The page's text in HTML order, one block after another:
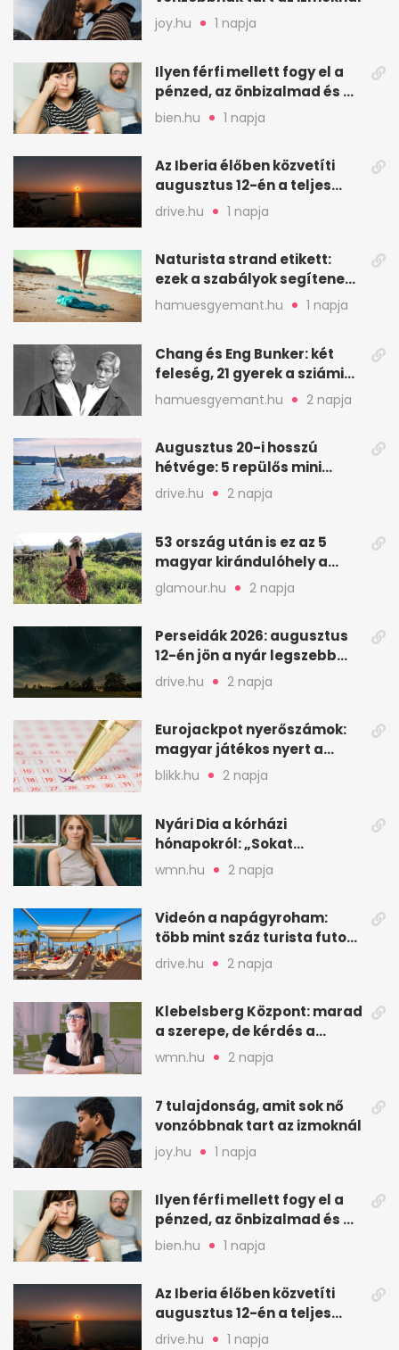
joy.hu 1 napja
Ilyen férfi mellett fogy el a
pénzed, az önbizalmad és a
nyugalmad
bien.hu 1 napja
Az Iberia élőben közvetíti
augusztus 12-én a teljes
napfogyatkozást
drive.hu 1 napja
Naturista strand etikett:
ezek a szabályok segítenek
komfortosan lenni
hamuesgyemant.hu 1 napja
Chang és Eng Bunker: két
feleség, 21 gyerek a sziámi
ikrek életében
hamuesgyemant.hu 2 napja
Augusztus 20-i hosszú
hétvége: 5 repülős mini
nyaralás 0 szabadsággal
drive.hu 2 napja
53 ország után is ez az 5
magyar kirándulóhely a
kedvencem
glamour.hu 2 napja
Perseidák 2026: augusztus
12-én jön a nyár legszebb
csillaghullása
drive.hu 2 napja
Eurojackpot nyerőszámok:
magyar játékos nyert a
2026. augusztus 4-i húzáson
blikk.hu 2 napja
Nyári Dia a kórházi
hónapokról: „Sokat
veszekedtem Istennel”
wmn.hu 2 napja
Videón a napágyroham:
több mint száz turista futott
a helyekért Tenerifén
drive.hu 2 napja
Klebelsberg Központ: marad
a szerepe, de kérdés a
hitelessége
wmn.hu 2 napja
7 tulajdonság, amit sok nő
vonzóbbnak tart az izmoknál
joy.hu 1 napja
Ilyen férfi mellett fogy el a
pénzed, az önbizalmad és a
nyugalmad
bien.hu 1 napja
Az Iberia élőben közvetíti
augusztus 12-én a teljes
napfogyatkozást
drive.hu 1 napja